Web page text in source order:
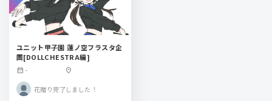
ユニット甲子園 蓮ノ空フラスタ企
画[DOLLCHESTRA編]
calendar_month - location_on
花贈り完了しました！